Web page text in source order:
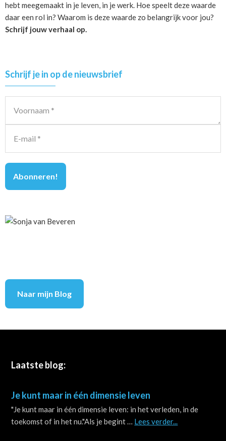
hebt meegemaakt in je leven, in je werk. Hoe speelt deze waarde
daar een rol in? Waarom is deze waarde zo belangrijk voor jou?
Schrijf jouw verhaal op.
Primary
Sidebar
Schrijf je in op de nieuwsbrief
Naar mijn Blog
Footer
Laatste blog:
Je kunt maar in één dimensie leven
"Je kunt maar in één dimensie leven: in het verleden, in de
toekomst of in het nu."Als je begint … Lees verder...